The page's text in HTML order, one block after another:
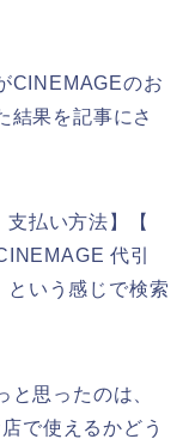
CINEMAGEのお
結果を記事にさ
払い方法】【
代引
いう感じで検索
思ったのは、
で使えるかどう